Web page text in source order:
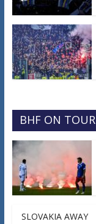
BHF ON TOUR
SLOVAKIA AWAY